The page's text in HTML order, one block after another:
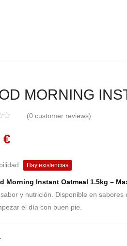
MORNING
(0 customer reviews)
€
Hay existencias
Morning Instant Oatmeal 1.5kg –
y nutrición. Disponible en
el día con buen pie.